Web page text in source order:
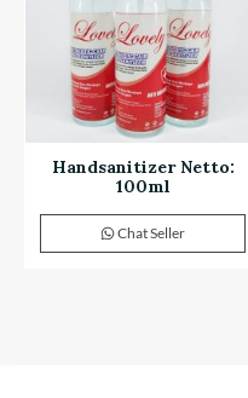
Handsanitizer Netto:
100ml
Chat Seller